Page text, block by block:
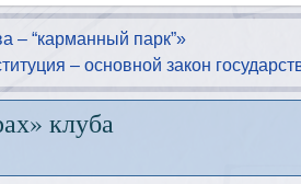
– “карманный парк”»
– основной закон
клуба